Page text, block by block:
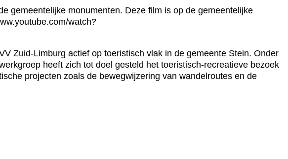
gemeentelijke monumenten. Deze film is op de gemeentelijke
watch?
Zuid-Limburg actief op toeristisch vlak in de gemeente Stein. Onder
heeft zich tot doel gesteld het toeristisch-recreatieve bezoek
projecten zoals de bewegwijzering van wandelroutes en de